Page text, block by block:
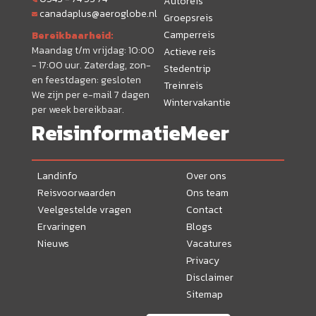
canadaplus@aeroglobe.nl
Bereikbaarheid:
Maandag t/m vrijdag: 10:00
- 17:00 uur. Zaterdag, zon-
en feestdagen: gesloten
We zijn per e-mail 7 dagen
per week bereikbaar.
Groepsreis
Camperreis
Actieve reis
Stedentrip
Treinreis
Wintervakantie
Reisinformatie
Landinfo
Reisvoorwaarden
Veelgestelde vragen
Ervaringen
Nieuws
Meer
Over ons
Ons team
Contact
Blogs
Vacatures
Privacy
Disclaimer
Sitemap